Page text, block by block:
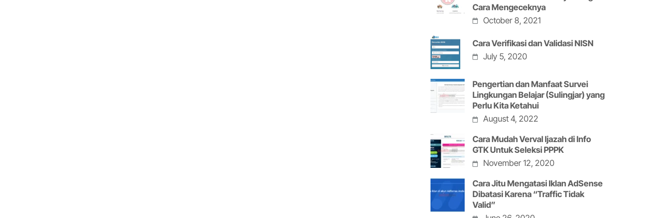
Cara Mengeceknya
October 8, 2021
Cara Verifikasi dan Validasi NISN
July 5, 2020
Pengertian dan Manfaat Survei
Lingkungan Belajar (Sulingjar) yang
Perlu Kita Ketahui
August 4, 2022
Cara Mudah Verval Ijazah di Info
GTK Untuk Seleksi PPPK
November 12, 2020
Cara Jitu Mengatasi Iklan AdSense
Dibatasi Karena “Traffic Tidak
Valid”